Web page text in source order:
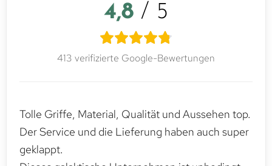
4,8 / 5
413 verifizierte Google-Bewertungen
Tolle Griffe, Material, Qualität und Aussehen top.
Der Service und die Lieferung haben auch super
geklappt.